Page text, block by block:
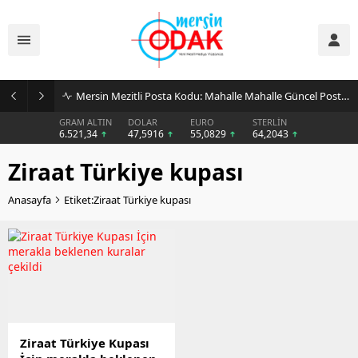
Mersin Mezitli Posta Kodu: Mahalle Mahalle Güncel Posta Kodu Rehberi
GRAM ALTIN
6.521,34
DOLAR
47,5916
EURO
55,0829
STERLİN
64,2043
Ziraat Türkiye kupası
Anasayfa Etiket:Ziraat Türkiye kupası
Ziraat Türkiye Kupası